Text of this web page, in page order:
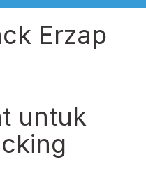
Erzap
untuk